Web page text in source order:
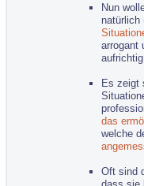
Nun
arrogant
Es zeigt
das
welche
Oft sind